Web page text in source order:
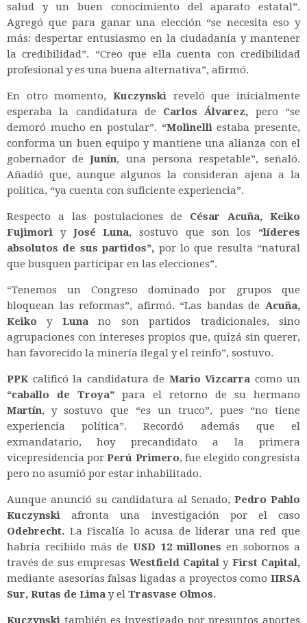
salud y un buen conocimiento del aparato estatal”.
Agregó que para ganar una elección “se necesita eso y
más: despertar entusiasmo en la ciudadanía y mantener
la credibilidad”. “Creo que ella cuenta con credibilidad
profesional y es una buena alternativa”, afirmó.
En otro momento, Kuczynski reveló que inicialmente
esperaba la candidatura de Carlos Álvarez, pero “se
demoró mucho en postular”. “Molinelliestaba presente,
conforma un buen equipo y mantiene una alianza con el
gobernador deJunín, una persona respetable”, señaló.
Añadió que, aunque algunos la consideran ajena a la
política, “ya cuenta con suficiente experiencia”.
Respecto a las postulaciones de César Acuña,
Keiko
Fujimori y José Luna, sostuvo que son los “líderes
absolutos de sus partidos”, por lo que resulta “natural
que busquen participar en las elecciones”.
“Tenemos un Congreso dominado por grupos que
bloquean las reformas”, afirmó. “Las bandas de Acuña,
Keiko y Lunano son partidos tradicionales, sino
agrupaciones con intereses propios que, quizá sin querer,
han favorecido la minería ilegal y el reinfo”, sostuvo.
PPKcalificó la candidatura de Mario Vizcarra como un
“caballo de Troya” para el retorno de su hermano
Martín, y sostuvo que “es un truco”, pues “no tiene
experiencia política”. Recordó además que el
exmandatario, hoy precandidato a la primera
vicepresidencia por Perú Primero, fue elegido congresista
pero no asumió por estar inhabilitado.
Aunque anunció su candidatura al Senado, Pedro Pablo
Kuczynski afronta una investigación por el caso
Odebrecht. La Fiscalía lo acusa de liderar una red que
habría recibido más deUSD 12 millones en sobornos a
través de sus empresas Westfield CapitalyFirst Capital,
mediante asesorías falsas ligadas a proyectos como IIRSA
Sur, Rutas de Lima y el Trasvase Olmos.
Kuczynski también es investigado por presuntos aportes